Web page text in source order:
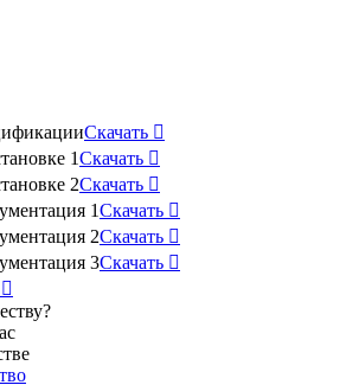
Скачать 
1Скачать 
2Скачать 
1Скачать 
2Скачать 
3Скачать 
